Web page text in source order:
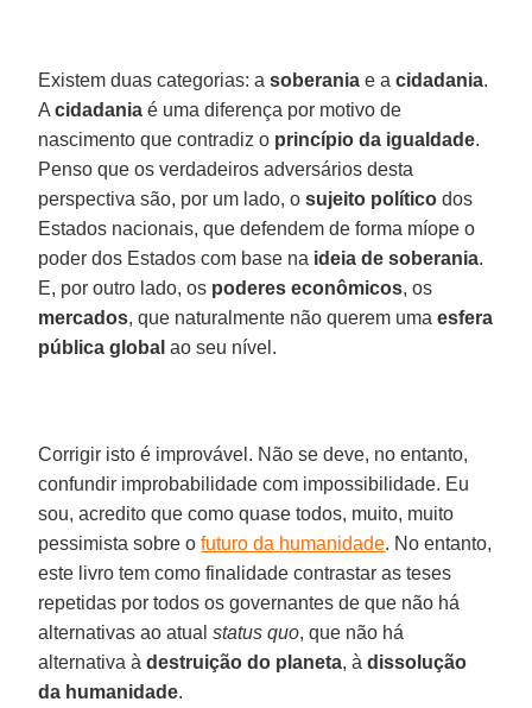
Existem duas categorias: asoberania e acidadania.
Acidadania é uma diferença por motivo de
nascimento que contradiz o princípio da igualdade.
Penso que os verdadeiros adversários desta
perspectiva são, por um lado, osujeito político dos
Estados nacionais, que defendem de forma míope o
poder dos Estados com base na ideia de soberania.
E, por outro lado, os poderes econômicos, os
mercados, que naturalmente não querem umaesfera
pública global ao seu nível.
Corrigir isto é improvável. Não se deve, no entanto,
confundir improbabilidade com impossibilidade. Eu
sou, acredito que como quase todos, muito, muito
pessimista sobre ofuturo da humanidade. No entanto,
este livro tem como finalidade contrastar as teses
repetidas por todos os governantes de que não há
alternativas ao atualstatus quo, que não há
alternativa àdestruição do planeta, àdissolução
da humanidade.